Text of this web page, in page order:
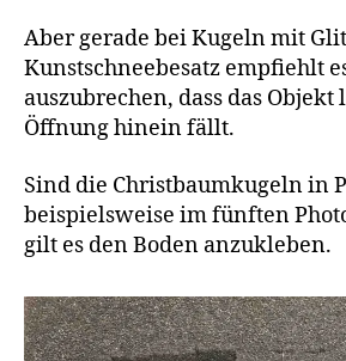
Aber gerade bei Kugeln mit
Kunstschneebesatz empfiehlt
auszubrechen, dass das
Öffnung hinein fällt.
Sind die Christbaumkugeln in
beispielsweise im fünften
gilt es den Boden anzukleben.